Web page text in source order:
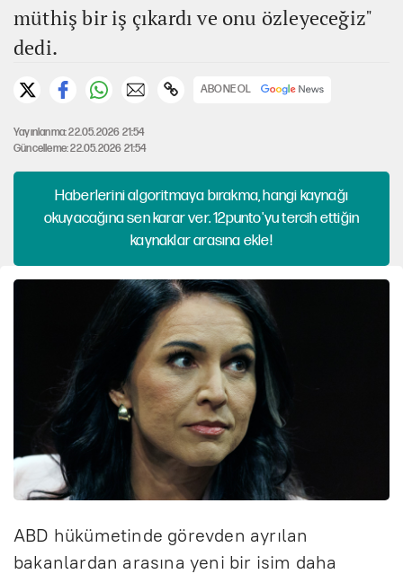
müthiş bir iş çıkardı ve onu özleyeceğiz"
dedi.
ABONE OL
Yayınlanma: 22.05.2026 21:54
Güncelleme: 22.05.2026 21:54
Haberlerini algoritmaya bırakma, hangi kaynağı
okuyacağına sen karar ver. 12punto'yu tercih ettiğin
kaynaklar arasına ekle!
ABD hükümetinde görevden ayrılan
bakanlardan arasına yeni bir isim daha